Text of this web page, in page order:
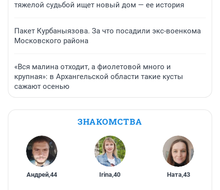
тяжелой судьбой ищет новый дом — ее история
Пакет Курбаныязова. За что посадили экс-военкома
Московского района
«Вся малина отходит, а фиолетовой много и
крупная»: в Архангельской области такие кусты
сажают осенью
ЗНАКОМСТВА
Андрей,44 Irina,40 Ната,43